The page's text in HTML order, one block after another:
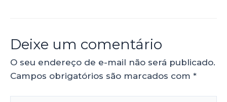
Deixe um comentário
O seu endereço de e-mail não será publicado.
Campos obrigatórios são marcados com *